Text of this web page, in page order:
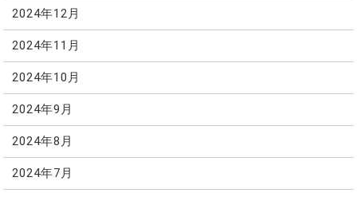
2024年12月
2024年11月
2024年10月
2024年9月
2024年8月
2024年7月